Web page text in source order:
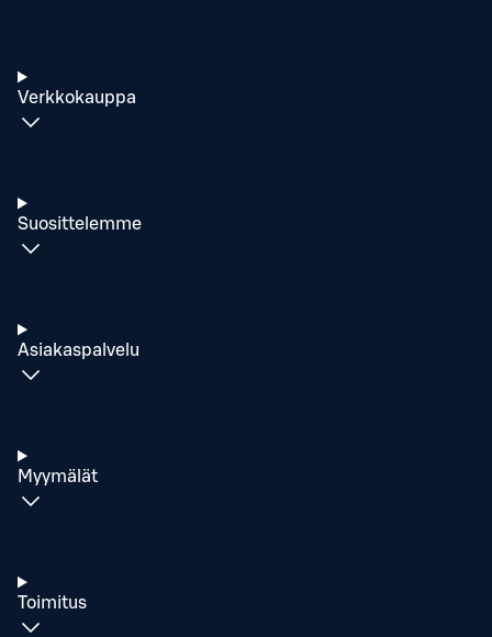
Verkkokauppa
Suosittelemme
Asiakaspalvelu
Myymälät
Toimitus